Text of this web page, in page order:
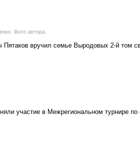
Фото автора.
Пятаков вручил семье Выродовых 2-й том
участие в Межрегиональном турнире по